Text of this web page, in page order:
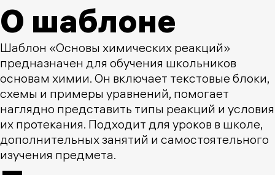
О шаблоне
Шаблон «Основы химических реакций»
предназначен для обучения школьников
основам химии. Он включает текстовые блоки,
схемы и примеры уравнений, помогает
наглядно представить типы реакций и условия
их протекания. Подходит для уроков в школе,
дополнительных занятий и самостоятельного
изучения предмета.